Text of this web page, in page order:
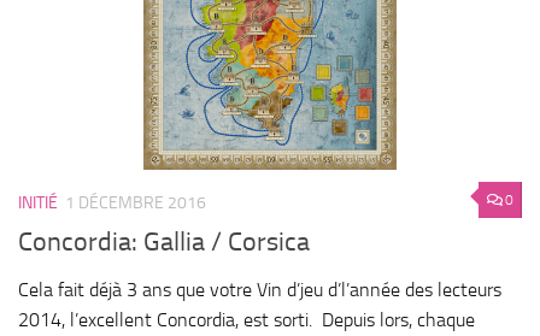
0
INITIÉ 1 DÉCEMBRE 2016
Concordia: Gallia / Corsica
Cela fait déjà 3 ans que votre Vin d’jeu d’l’année des lecteurs
2014, l’excellent Concordia, est sorti. Depuis lors, chaque